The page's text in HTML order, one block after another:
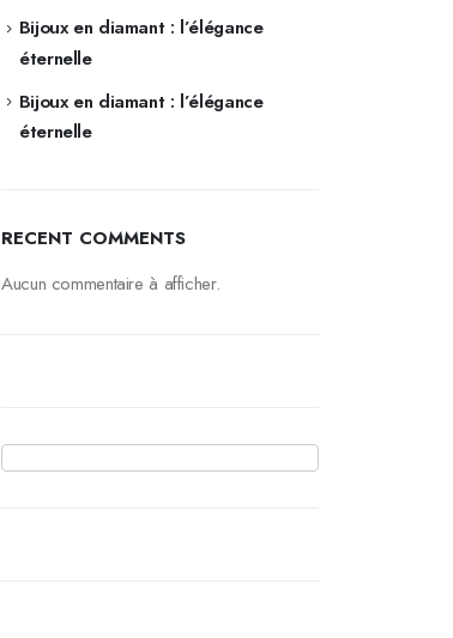
Bijoux en diamant : l’élégance
éternelle
Bijoux en diamant : l’élégance
éternelle
RECENT COMMENTS
Aucun commentaire à afficher.